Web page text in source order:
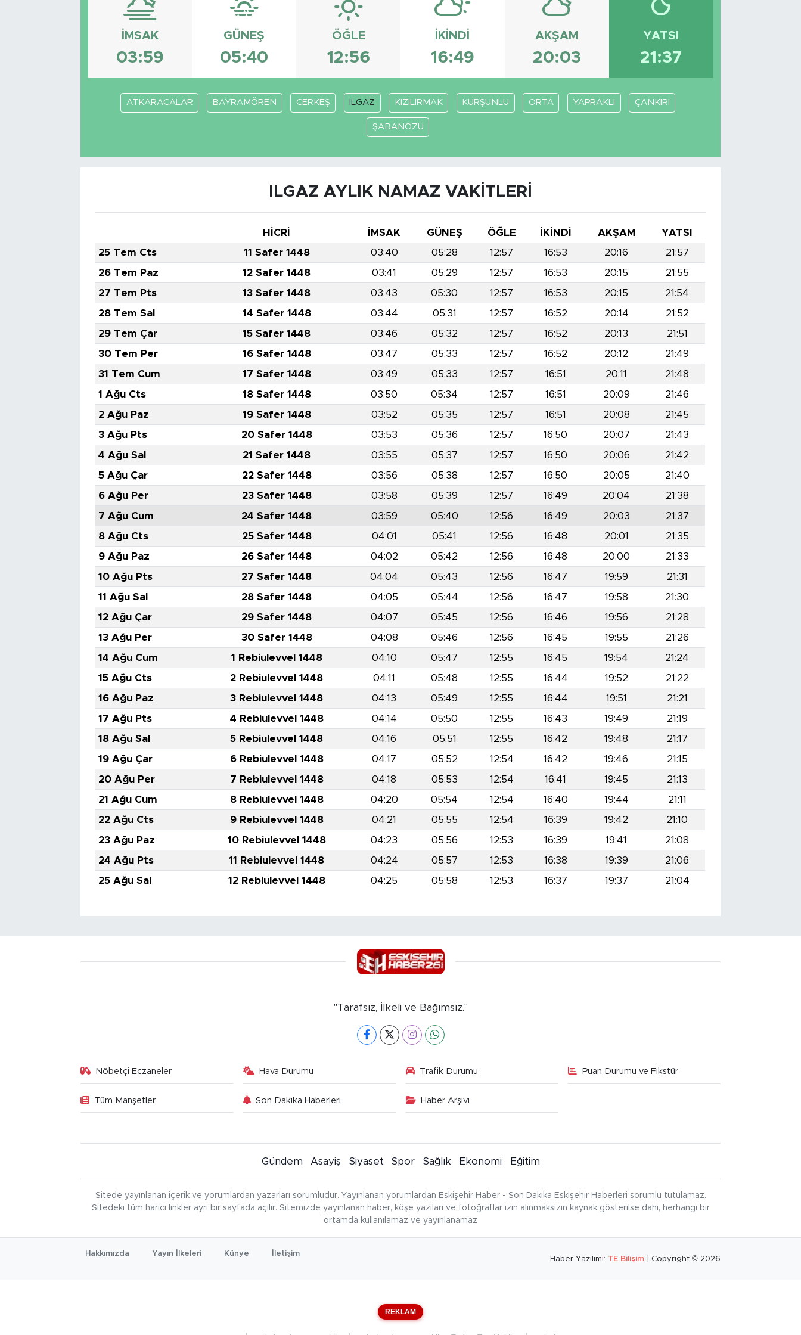
İMSAK
03:59
GÜNEŞ
05:40
ÖĞLE
12:56
İKINDI
16:49
AKŞAM
20:03
YATSI
21:37
ATKARACALAR BAYRAMÖREN CERKEŞ ILGAZ KIZILIRMAK KURŞUNLU ORTA YAPRAKLI ÇANKIRI
ŞABANÖZÜ
ILGAZ AYLIK NAMAZ VAKITLERI
HİCRİ İMSAK GÜNEŞ ÖĞLE İKINDI AKŞAM
YATSI
25 Tem Cts
11 Safer 1448 03:40 05:28 12:57 16:53 20:16
21:57
26 Tem Paz
12 Safer 1448 03:41 05:29 12:57 16:53 20:15
21:55
27 Tem Pts
13 Safer 1448 03:43 05:30 12:57 16:53 20:15
21:54
28 Tem Sal
14 Safer 1448 03:44 05:31 12:57 16:52 20:14
21:52
29 Tem Çar
15 Safer 1448 03:46 05:32 12:57 16:52 20:13
21:51
30 Tem Per
16 Safer 1448 03:47 05:33 12:57 16:52 20:12
21:49
31 Tem Cum
17 Safer 1448 03:49 05:33 12:57 16:51 20:11
21:48
1 Ağu Cts
18 Safer 1448 03:50 05:34 12:57 16:51 20:09
21:46
2 Ağu Paz
19 Safer 1448 03:52 05:35 12:57 16:51 20:08
21:45
3 Ağu Pts
20 Safer 1448 03:53 05:36 12:57 16:50 20:07
21:43
4 Ağu Sal
21 Safer 1448 03:55 05:37 12:57 16:50 20:06
21:42
5 Ağu Çar
22 Safer 1448 03:56 05:38 12:57 16:50 20:05
21:40
6 Ağu Per
23 Safer 1448 03:58 05:39 12:57 16:49 20:04
21:38
7 Ağu Cum
24 Safer 1448 03:59 05:40 12:56 16:49 20:03
21:37
8 Ağu Cts
25 Safer 1448 04:01 05:41 12:56 16:48 20:01
21:35
9 Ağu Paz
26 Safer 1448 04:02 05:42 12:56 16:48 20:00
21:33
10 Ağu Pts
27 Safer 1448 04:04 05:43 12:56 16:47 19:59
21:31
11 Ağu Sal
28 Safer 1448 04:05 05:44 12:56 16:47 19:58
21:30
12 Ağu Çar
29 Safer 1448 04:07 05:45 12:56 16:46 19:56
21:28
13 Ağu Per
30 Safer 1448 04:08 05:46 12:56 16:45 19:55
21:26
14 Ağu Cum
1 Rebiulevvel 1448 04:10 05:47 12:55 16:45 19:54
21:24
15 Ağu Cts
2 Rebiulevvel 1448 04:11 05:48 12:55 16:44 19:52
21:22
16 Ağu Paz
3 Rebiulevvel 1448 04:13 05:49 12:55 16:44 19:51
21:21
17 Ağu Pts
4 Rebiulevvel 1448 04:14 05:50 12:55 16:43 19:49
21:19
18 Ağu Sal
5 Rebiulevvel 1448 04:16 05:51 12:55 16:42 19:48
21:17
19 Ağu Çar
6 Rebiulevvel 1448 04:17 05:52 12:54 16:42 19:46
21:15
20 Ağu Per
7 Rebiulevvel 1448 04:18 05:53 12:54 16:41 19:45
21:13
21 Ağu Cum
8 Rebiulevvel 1448 04:20 05:54 12:54 16:40 19:44
21:11
22 Ağu Cts
9 Rebiulevvel 1448 04:21 05:55 12:54 16:39 19:42
21:10
23 Ağu Paz
10 Rebiulevvel 1448 04:23 05:56 12:53 16:39 19:41
21:08
24 Ağu Pts
11 Rebiulevvel 1448 04:24 05:57 12:53 16:38 19:39
21:06
25 Ağu Sal
12 Rebiulevvel 1448 04:25 05:58 12:53 16:37 19:37 21:04
"Tarafsız, İlkeli ve Bağımsız."
Nöbetçi Eczaneler Hava Durumu Trafik Durumu Puan Durumu ve Fikstür
Tüm Manşetler Son Dakika Haberleri Haber Arşivi
Gündem Asayiş Siyaset Spor Sağlık Ekonomi Eğitim
Sitede yayınlanan içerik ve yorumlardan yazarları sorumludur. Yayınlanan yorumlardan Eskişehir Haber - Son Dakika Eskişehir Haberleri sorumlu tutulamaz.
Sitedeki tüm harici linkler ayrı bir sayfada açılır. Sitemizde yayınlanan haber, köşe yazıları ve fotoğraflar izin alınmaksızın kaynak gösterilse dahi, herhangi bir
ortamda kullanılamaz ve yayınlanamaz
Hakkımızda Yayın İlkeleri Künye İletişim
Haber Yazılımı: TE Bilişim | Copyright © 2026
REKLAM